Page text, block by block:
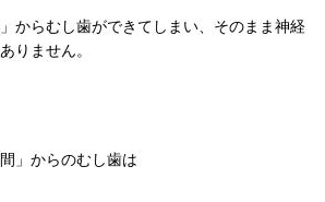
からむし歯ができてしまい、そのまま神経
りません。
」からのむし歯は